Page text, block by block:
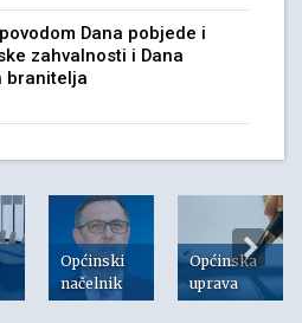
Dana pobjede i
zahvalnosti i Dana
branitelja
Općinski
načelnik
Općinska
uprava